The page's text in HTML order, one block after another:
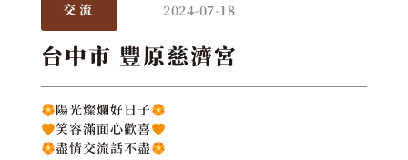
交流 2024-07-18
台中市 豐原慈濟宮
陽光燦爛好日子
笑容滿面心歡喜
盡情交流話不盡